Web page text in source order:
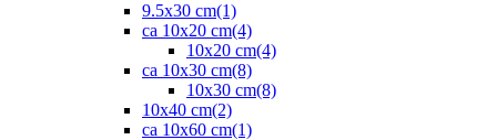
9.5x30 cm(1)
ca 10x20 cm(4)
10x20 cm(4)
ca 10x30 cm(8)
10x30 cm(8)
10x40 cm(2)
ca 10x60 cm(1)